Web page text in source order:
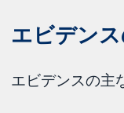
エビデン
エビデンスの主